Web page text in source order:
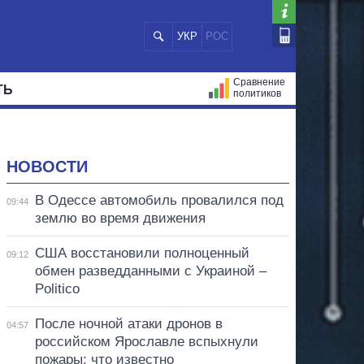
УКР РОС
Сравнение
политиков
НОВОСТИ
09:44
В Одессе автомобиль провалился под
землю во время движения
09:12
США восстановили полноценный
обмен разведданными с Украиной –
Politico
04:57
После ночной атаки дронов в
российском Ярославле вспыхнули
пожары: что известно